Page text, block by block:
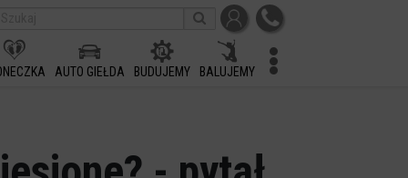
AUTO GIEŁDA BUDUJEMY BALUJEMY